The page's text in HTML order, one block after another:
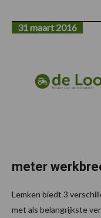
meter
31 maart 2016
Lemken biedt 3
met als belangrijkste